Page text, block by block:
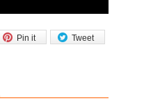
Tweet
Pin it